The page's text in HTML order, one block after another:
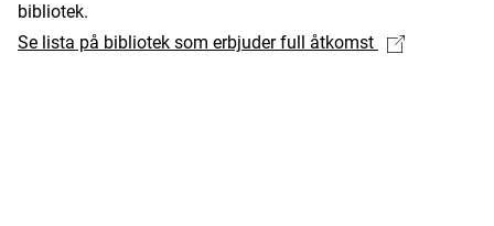
bibliotek.
Se lista på bibliotek som erbjuder full åtkomst